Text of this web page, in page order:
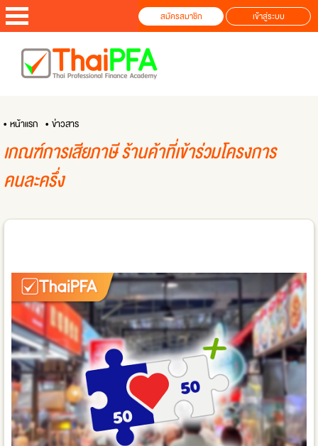
สมัครสมาชิก เข้าสู่ระบบ
• หน้าแรก • ข่าวสาร
เกณฑ์การเสียภาษี ร้านค้าที่เข้าร่วมโครงการ
คนละครึ่ง